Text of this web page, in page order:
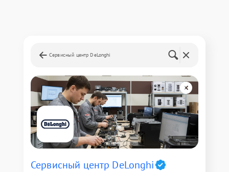
Сервисный центр DeLonghi
Сервисный центр DeLonghi